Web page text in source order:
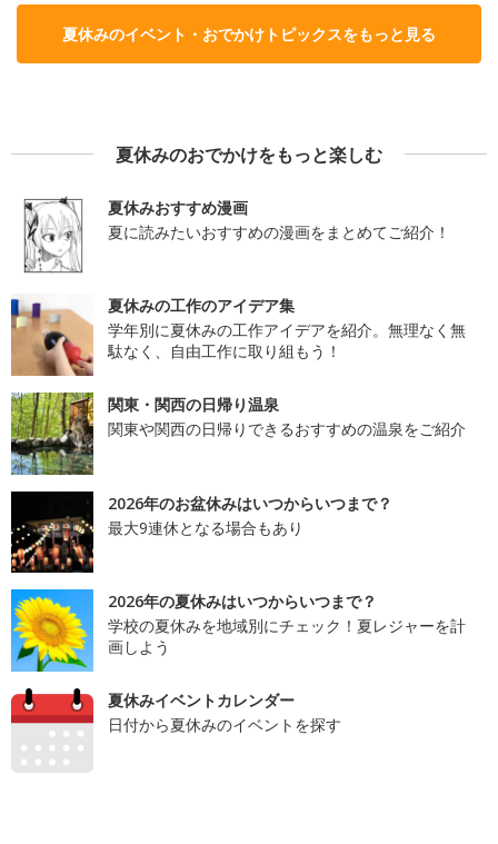
夏休みのイベント・おでかけトピックスをもっと見る
夏休みのおでかけをもっと楽しむ
夏休みおすすめ漫画
夏に読みたいおすすめの漫画をまとめてご紹介！
夏休みの工作のアイデア集
学年別に夏休みの工作アイデアを紹介。無理なく無
駄なく、自由工作に取り組もう！
関東・関西の日帰り温泉
関東や関西の日帰りできるおすすめの温泉をご紹介
2026年のお盆休みはいつからいつまで？
最大9連休となる場合もあり
2026年の夏休みはいつからいつまで？
学校の夏休みを地域別にチェック！夏レジャーを計
画しよう
夏休みイベントカレンダー
日付から夏休みのイベントを探す